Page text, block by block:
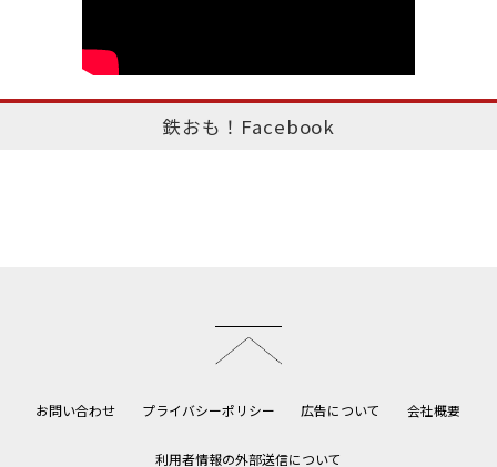
鉄おも！Facebook
お問い合わせ プライバシーポリシー 広告について 会社概要
利用者情報の外部送信について